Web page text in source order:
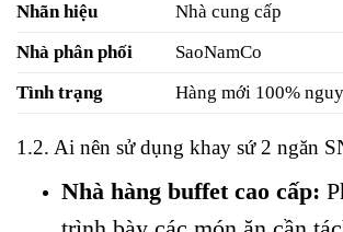
Nhãn hiệu
Nhà cung cấp
Nhà phân phối
SaoNamCo
Tình trạng
Hàng mới 100%
1.2. Ai nên sử dụng khay sứ 2 ngăn
Nhà hàng buffet cao cấp: